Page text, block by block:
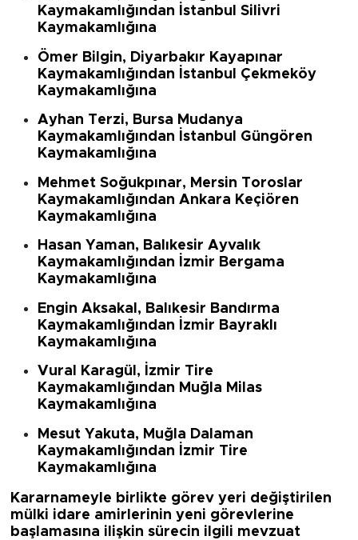
Kaymakamlığından
İstanbul Silivri
Kaymakamlığına
Ömer Bilgin, Diyarbakır Kayapınar
Kaymakamlığından
İstanbul Çekmeköy
Kaymakamlığına
Ayhan Terzi, Bursa Mudanya
Kaymakamlığından
İstanbul Güngören
Kaymakamlığına
Mehmet Soğukpınar, Mersin Toroslar
Kaymakamlığından Ankara Keçiören
Kaymakamlığına
Hasan Yaman, Balıkesir Ayvalık
Kaymakamlığından
İzmir Bergama
Kaymakamlığına
Engin Aksakal , Balıkesir Bandırma
Kaymakamlığından
İzmir Bayraklı
Kaymakamlığına
Vural Karagül , İzmir Tire
Kaymakamlığından Muğla Milas
Kaymakamlığına
Mesut Yakuta, Muğla Dalaman
Kaymakamlığından
İzmir Tire
Kaymakamlığına
Kararnameyle birlikte görev yeri değiştirilen
mülki idare amirlerinin yeni görevlerine
başlamasına ilişkin sürecin ilgili mevzuat